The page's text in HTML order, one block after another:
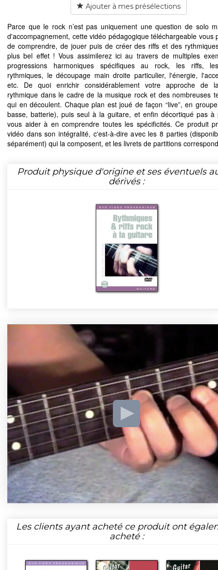
Ajouter à mes présélections
Parce que le rock n’est pas uniquement une question de solo
d'accompagnement, cette vidéo pédagogique téléchargeable vous
de comprendre, de jouer puis de créer des riffs et des
plus bel effet ! Vous assimilerez ici au travers de multiples
progressions harmoniques spécifiques au rock, les riffs,
rythmiques, le découpage main droite particulier, l'énergie,
etc. De quoi enrichir considérablement votre approche de
rythmique dans le cadre de la musique rock et des nombreuses
qui en découlent. Chaque plan est joué de façon “live”, en
basse, batterie), puis seul à la guitare, et enfin décortiqué pas à
vous aider à en comprendre toutes les spécificités. Ce produit
vidéo dans son intégralité, c'est-à-dire avec les 8 parties
séparément) qui la composent, et les livrets de partitions
Produit physique d'origine et ses éventuels
dérivés :
Les clients ayant acheté ce produit ont
acheté :